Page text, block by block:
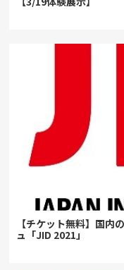
【チケット無料】国内
ュ「JID 2021」